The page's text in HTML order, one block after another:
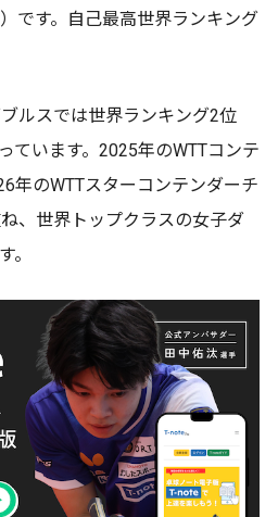
です。自己最高世界ランキング
ルスでは世界ランキング2位
ています。2025年のWTTコンテ
年のWTTスターコンテンダーチ
、世界トップクラスの女子ダ
。